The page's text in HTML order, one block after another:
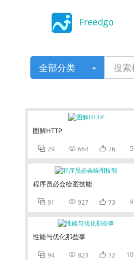
Freedgo
全部分类
图解HTTP
 29  664  26 5
程序员必会绘图技能
 91  927  73 9
性能与优化那些事
 94  823  32 10